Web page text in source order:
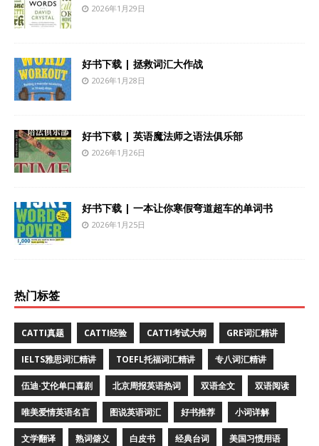
2026年1月29日
好书下载 | 拯救词汇大作战
2026年1月28日
好书下载 | 英语魔法师之语法俱乐部
2026年1月26日
好书下载 | 一本让你寒假弯道超车的单词书
2026年1月25日
热门标签
CATTI真题 CATTI经验 CATTI考试大纲 GRE词汇精讲
IELTS雅思词汇精讲 TOEFL托福词汇精讲 专八词汇精讲
伍迪·艾伦单口喜剧 北京周报英语热词 双语全文 双语阅读
唯美爱情英语名言 图说英语词汇 好书推荐 小词详解
文学翻译 熟词僻义 白皮书 经典台词 美国习惯用语